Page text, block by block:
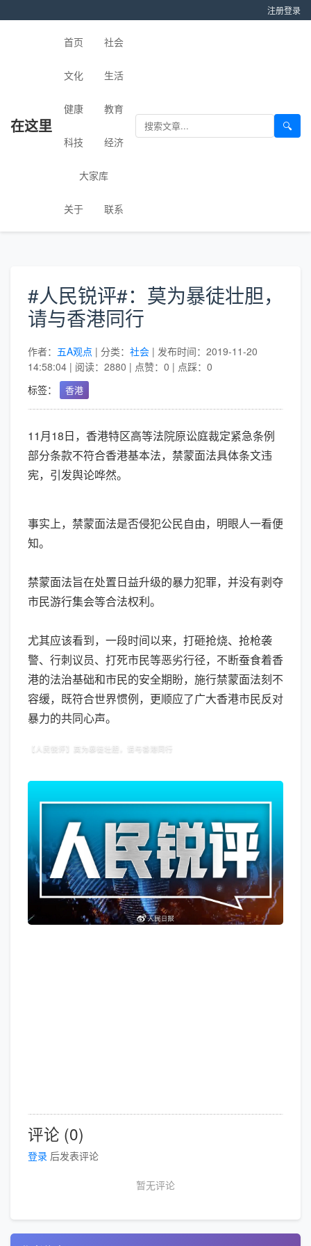
注册登录
在这里
首页 社会
文化 生活
健康 教育
科技 经济
大家库
关于 联系
🔍
#人民锐评#：莫为暴徒壮胆，
请与香港同行
作者： 五A观点 | 分类： 社会 | 发布时间：2019-11-20
14:58:04 | 阅读：2880 | 点赞：0 | 点踩：0
标签：
香港
11月18日，香港特区高等法院原讼庭裁定紧急条例
部分条款不符合香港基本法，禁蒙面法具体条文违
宪，引发舆论哗然。
事实上，禁蒙面法是否侵犯公民自由，明眼人一看便
知。
禁蒙面法旨在处置日益升级的暴力犯罪，并没有剥夺
市民游行集会等合法权利。
尤其应该看到，一段时间以来，打砸抢烧、抢枪袭
警、行刺议员、打死市民等恶劣行径，不断蚕食着香
港的法治基础和市民的安全期盼，施行禁蒙面法刻不
容缓，既符合世界惯例，更顺应了广大香港市民反对
暴力的共同心声。
【人民锐评】莫为暴徒壮胆，请与香港同行
评论 (0)
登录 后发表评论
暂无评论